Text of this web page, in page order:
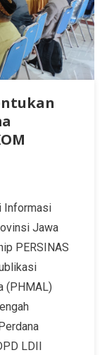
Informasi
Jawa
PERSINAS
(PHMAL)
LDII